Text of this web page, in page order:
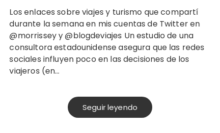
Los enlaces sobre viajes y turismo que compartí
durante la semana en mis cuentas de Twitter en
@morrissey y @blogdeviajes Un estudio de una
consultora estadounidense asegura que las redes
sociales influyen poco en las decisiones de los
viajeros (en…
Seguir leyendo